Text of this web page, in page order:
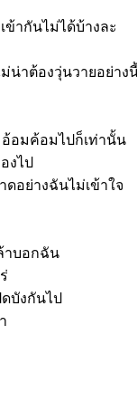
ข้ากันไม่ได้บ้างละ
น่าต้องวุ่นวายอย่าง
อ้อมค้อมไปก็เท่านั้น
งไป
อย่างฉันไม่เข้าใจ
าบอกฉัน
บังกันไป